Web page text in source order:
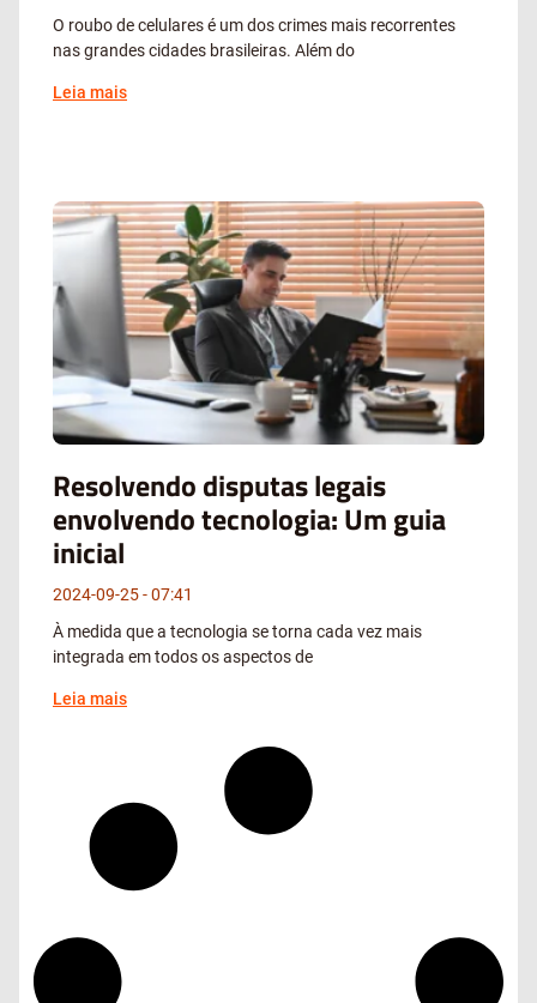
O roubo de celulares é um dos crimes mais recorrentes
nas grandes cidades brasileiras. Além do
Leia mais
Resolvendo disputas legais
envolvendo tecnologia: Um guia
inicial
2024-09-25
07:41
À medida que a tecnologia se torna cada vez mais
integrada em todos os aspectos de
Leia mais